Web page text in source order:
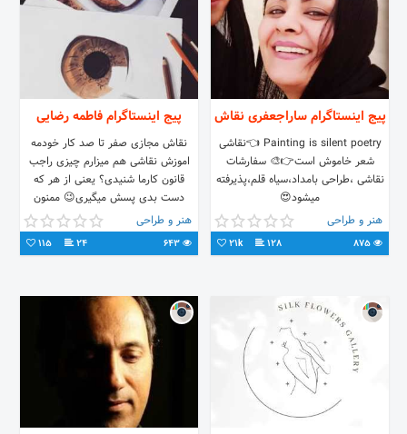
پیج اینستاگرام ساراجعفری نقاش
Painting is silent poetry 👈نقاشی
شعر خاموش است👉🎨 سفارشات
نقاشی ،طراحی بامداد،سیاه قلم،پذیرفته
میشود😍
هنر و طراحی
128
21k
پیج اینستاگرام فاطمه رضایی
نقاش مجازی صفر تا صد کار خودمه
اموزش نقاشی هم میزارم چیزی راجب
قانون کارما شنیدی؟ یعنی از هر که
دست بدی پسش میگیری😉 ممنون
میشم حمایت بکنی 🌬فاطمه رضایی
هنر و طراحی
24
115